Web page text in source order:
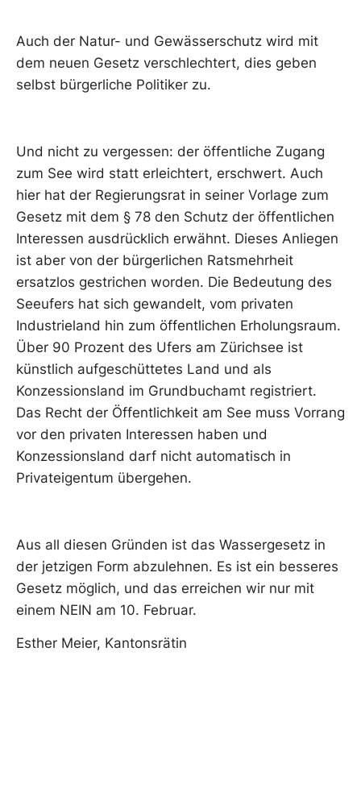
Auch der Natur- und Gewässerschutz wird mit
dem neuen Gesetz verschlechtert, dies geben
selbst bürgerliche Politiker zu.
Und nicht zu vergessen: der öffentliche Zugang
zum See wird statt erleichtert, erschwert. Auch
hier hat der Regierungsrat in seiner Vorlage zum
Gesetz mit dem § 78 den Schutz der öffentlichen
Interessen ausdrücklich erwähnt. Dieses Anliegen
ist aber von der bürgerlichen Ratsmehrheit
ersatzlos gestrichen worden. Die Bedeutung des
Seeufers hat sich gewandelt, vom privaten
Industrieland hin zum öffentlichen Erholungsraum.
Über 90 Prozent des Ufers am Zürichsee ist
künstlich aufgeschüttetes Land und als
Konzessionsland im Grundbuchamt registriert.
Das Recht der Öffentlichkeit am See muss Vorrang
vor den privaten Interessen haben und
Konzessionsland darf nicht automatisch in
Privateigentum übergehen.
Aus all diesen Gründen ist das Wassergesetz in
der jetzigen Form abzulehnen. Es ist ein besseres
Gesetz möglich, und das erreichen wir nur mit
einem NEIN am 10. Februar.
Esther Meier, Kantonsrätin